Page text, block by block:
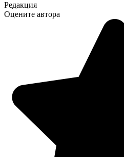
Редакция
Оцените автора